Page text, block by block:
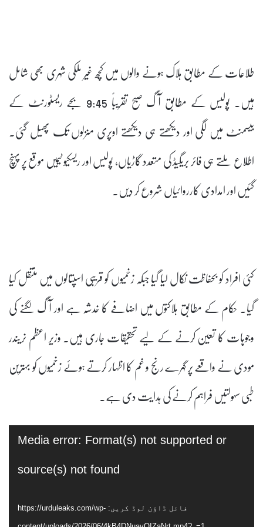
طلاعات کے مطابق ہلاک ہونے والوں میں کچھ غیر ملکی شہری بھی شامل
ہیں۔ پولیس کے مطابق آگ صبح تقریباً 9:45 بجے ریسٹورنٹ کے
بیسمنٹ میں لگی اور دیکھتے ہی دیکھتے اوپری منزلوں تک پھیل گئی۔
اطلاع ملتے ہی فائر بریگیڈ کی متعدد گاڑیاں، پولیس اور ریسکیو ٹیمیں موقع پر پہنچ
گئیں اور امدادی کارروائیاں شروع کر دیں۔
کئی افراد کو بحفاظت نکال لیا گیا جبکہ زخمیوں کو قریبی اسپتالوں میں منتقل کیا
گیا۔ حکام کے مطابق ہلاکتوں میں اضافے کا خدشہ ہے اور آگ لگنے کی
وجوہات کا تعین کرنے کے لیے تحقیقات جاری ہیں۔ وزیر اعظم نریندر
مودی نے واقعے پر گہرے رنج و غم کا اظہار کرتے ہوئے زخمیوں کو بہترین
طبی سہولتیں فراہم کرنے کی ہدایت دی ہے۔
Media error: Format(s) not supported or
source(s) not found
فائل ڈاؤن لوڈ کریں: https://urduleaks.com/wp-